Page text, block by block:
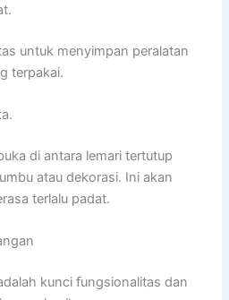
untuk menyimpan peralatan
terpakai.
di antara lemari tertutup
atau dekorasi. Ini akan
terlalu padat.
kunci fungsionalitas dan